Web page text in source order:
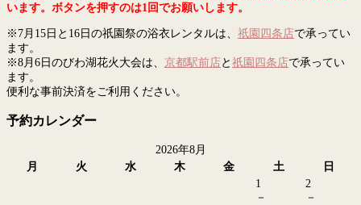
います。ボタンを押すのは1回でお願いします。
※7月15日と16日の祇園祭の浴衣レンタルは、 祇園四条店で承ってい
ます。
※8月6日のびわ湖花火大会は、 京都駅前店 と 祇園四条店で承ってい
ます。
便利な事前決済をご利用ください。
予約カレンダー
2026年8月
月
火 水 木 金 土
日
1
－
2
－